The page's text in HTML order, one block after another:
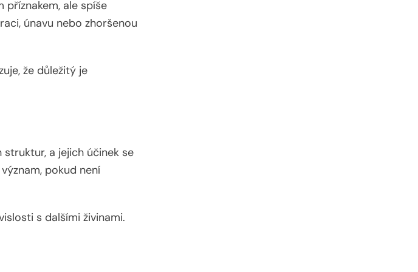
ale spíše
únavu nebo zhoršenou
že důležitý je
a jejich účinek se
pokud není
s dalšími živinami.